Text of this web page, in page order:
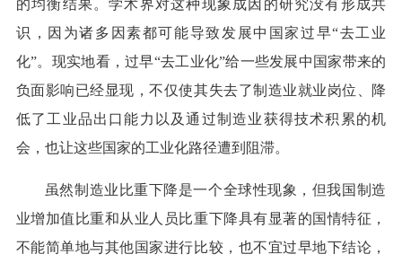
的均衡结果。学术界对这种现象成因的研究没有形成共
识，因为诸多因素都可能导致发展中国家过早“去工业
化”。现实地看，过早“去工业化”给一些发展中国家带来的
负面影响已经显现，不仅使其失去了制造业就业岗位、降
低了工业品出口能力以及通过制造业获得技术积累的机
会，也让这些国家的工业化路径遭到阻滞。
虽然制造业比重下降是一个全球性现象，但我国制造
业增加值比重和从业人员比重下降具有显著的国情特征，
不能简单地与其他国家进行比较，也不宜过早地下结论，